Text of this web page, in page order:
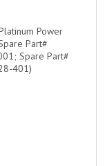
Power
Part#
Spare Part#
401)